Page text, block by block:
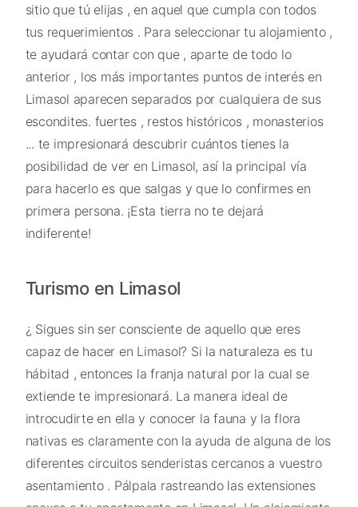
sitio que tú elijas , en aquel que cumpla con todos
tus requerimientos . Para seleccionar tu alojamiento ,
te ayudará contar con que , aparte de todo lo
anterior , los más importantes puntos de interés en
Limasol aparecen separados por cualquiera de sus
escondites. fuertes , restos históricos , monasterios
... te impresionará descubrir cuántos tienes la
posibilidad de ver en Limasol, así la principal vía
para hacerlo es que salgas y que lo confirmes en
primera persona. ¡Esta tierra no te dejará
indiferente!
Turismo en Limasol
¿ Sigues sin ser consciente de aquello que eres
capaz de hacer en Limasol? Si la naturaleza es tu
hábitad , entonces la franja natural por la cual se
extiende te impresionará. La manera ideal de
introcudirte en ella y conocer la fauna y la flora
nativas es claramente con la ayuda de alguna de los
diferentes circuitos senderistas cercanos a vuestro
asentamiento . Pálpala rastreando las extensiones